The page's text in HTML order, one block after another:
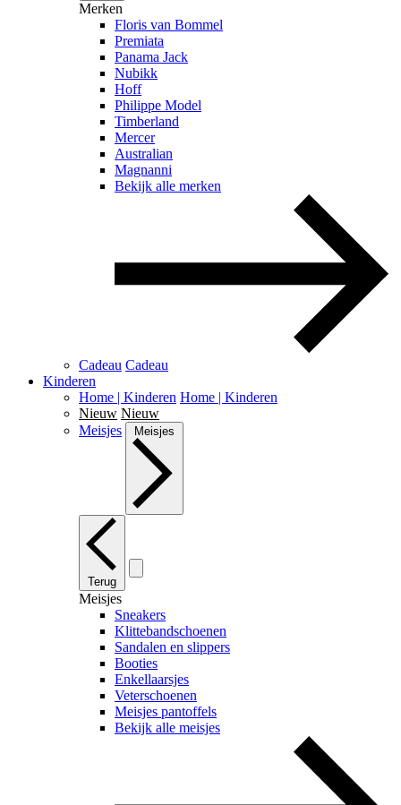
Merken
Floris van Bommel
Premiata
Panama Jack
Nubikk
Hoff
Philippe Model
Timberland
Mercer
Australian
Magnanni
Bekijk alle merken
Cadeau Cadeau
Kinderen
Home | Kinderen Home | Kinderen
Nieuw Nieuw
Meisjes
Meisjes
Terug
Meisjes
Sneakers
Klittebandschoenen
Sandalen en slippers
Booties
Enkellaarsjes
Veterschoenen
Meisjes pantoffels
Bekijk alle meisjes